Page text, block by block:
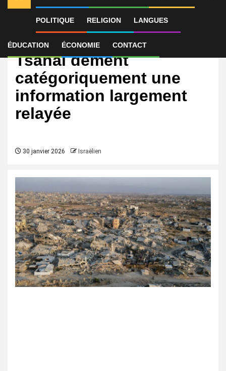
POLITIQUE RELIGION LANGUES
ÉDUCATION ÉCONOMIE CONTACT
International
« 70 000 morts à Gaza » :
Tsahal dément
catégoriquement une
information largement
relayée
30 janvier 2026 Israëlien